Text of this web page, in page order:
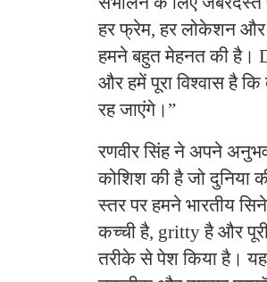
हर फ्रेम, हर लोकेशन
हमने बहुत मेहनत की है।
और हमें पूरा विश्वास है
रह जाएंगे।”
रणवीर सिंह ने अपने
कोशिश की है जो दुनिया
स्तर पर हमने भारतीय
कच्ची है, gritty है और
तरीके से पेश किया है।